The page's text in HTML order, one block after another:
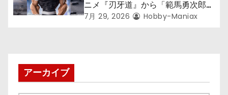
ニメ『刃牙道』から「範馬勇次郎」
が登場ッッ!!
7月 29, 2026 Hobby-Maniax
アーカイブ